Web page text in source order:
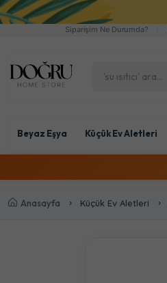
Siparişim Ne Durumda?
Beyaz Eşya Küçük Ev Aletleri
Anasayfa Küçük Ev Aletleri